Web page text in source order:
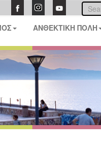
ΑΝΘΕΚΤΙΚΗ ΠΟΛΗ